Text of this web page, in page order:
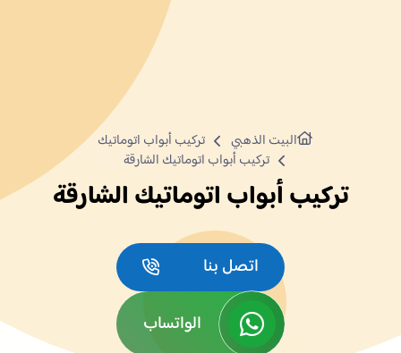
البيت الذهبي
تركيب أبواب اتوماتيك
تركيب أبواب اتوماتيك الشارقة
تركيب أبواب اتوماتيك الشارقة
اتصل بنا
الواتساب